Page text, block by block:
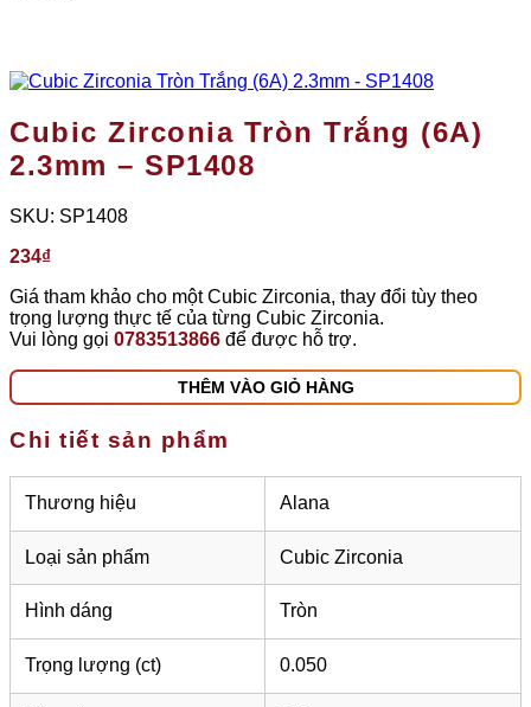
Cubic Zirconia Tròn Trắng (6A)
2.3mm – SP1408
SKU: SP1408
234₫
Giá tham khảo cho một Cubic Zirconia, thay đổi tùy theo
trọng lượng thực tế của từng Cubic Zirconia.
Vui lòng gọi 0783513866 để được hỗ trợ.
THÊM VÀO GIỎ HÀNG
Chi tiết sản phẩm
Thương hiệu Alana
Loại sản phẩm Cubic Zirconia
Hình dáng Tròn
Trọng lượng (ct) 0.050